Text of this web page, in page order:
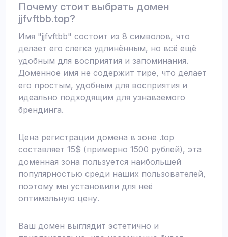
Почему стоит выбрать домен
jjfvftbb.top?
Имя "jjfvftbb" состоит из 8 символов, что
делает его слегка удлинённым, но всё ещё
удобным для восприятия и запоминания.
Доменное имя не содержит тире, что делает
его простым, удобным для восприятия и
идеально подходящим для узнаваемого
брендинга.
Цена регистрации домена в зоне .top
составляет 15$ (примерно 1500 рублей), эта
доменная зона пользуется наибольшей
популярностью среди наших пользователей,
поэтому мы установили для неё
оптимальную цену.
Ваш домен выглядит эстетично и